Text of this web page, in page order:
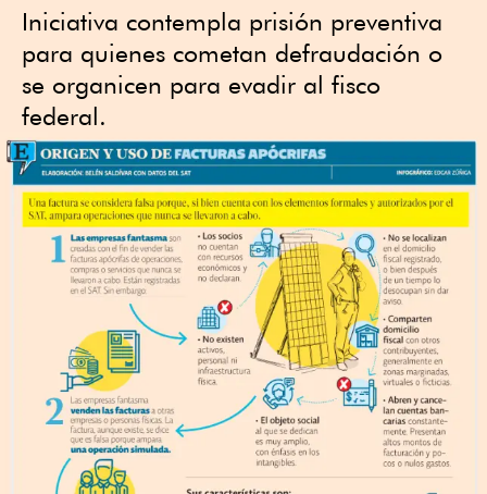
Iniciativa contempla prisión preventiva
para quienes cometan defraudación o
se organicen para evadir al fisco
federal.